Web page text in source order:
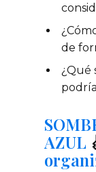
de
¿Qué
AZUL